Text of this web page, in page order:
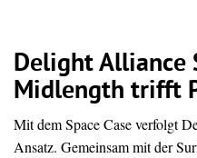
Delight Alliance
Midlength trifft
Mit dem Space Case verfolgt
Ansatz. Gemeinsam mit der